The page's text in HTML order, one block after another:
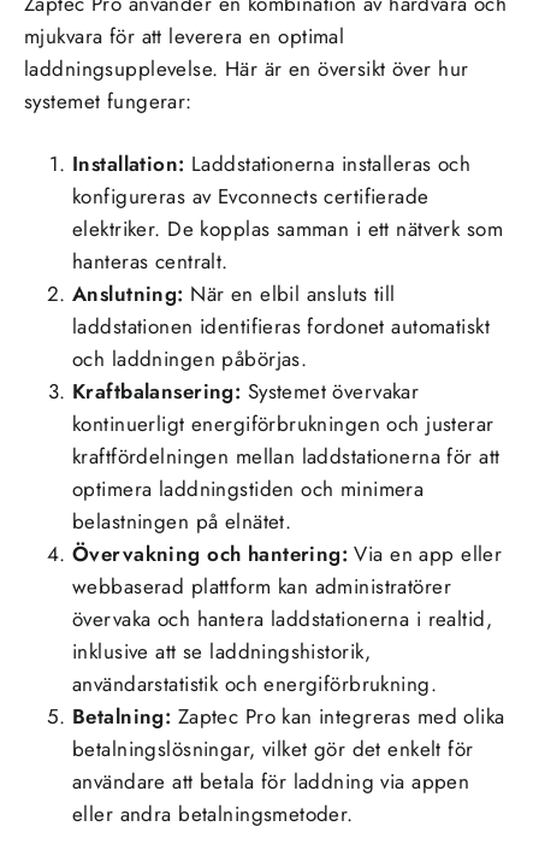
mjukvara för att leverera en optimal
laddningsupplevelse. Här är en översikt över hur
systemet fungerar:
Installation: Laddstationerna installeras och
konfigureras av Evconnects certifierade
elektriker. De kopplas samman i ett nätverk som
hanteras centralt.
Anslutning: När en elbil ansluts till
laddstationen identifieras fordonet automatiskt
och laddningen påbörjas.
Kraftbalansering: Systemet övervakar
kontinuerligt energiförbrukningen och justerar
kraftfördelningen mellan laddstationerna för att
optimera laddningstiden och minimera
belastningen på elnätet.
Övervakning och hantering:Via en app eller
webbaserad plattform kan administratörer
övervaka och hantera laddstationerna i realtid,
inklusive att se laddningshistorik,
användarstatistik och energiförbrukning.
Betalning: Zaptec Pro kan integreras med olika
betalningslösningar, vilket gör det enkelt för
användare att betala för laddning via appen
eller andra betalningsmetoder.